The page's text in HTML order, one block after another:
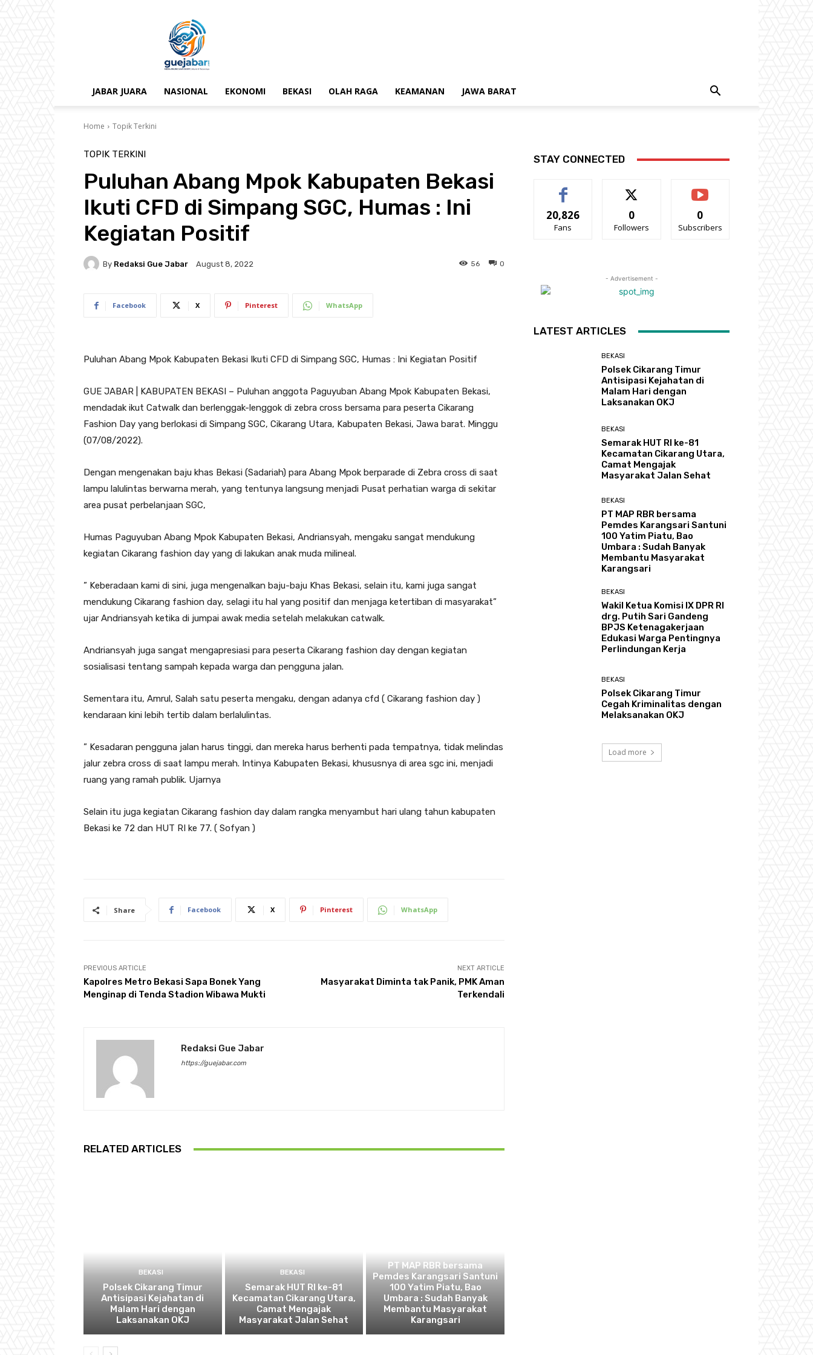
gue
jabar
JABAR JUARA NASIONAL EKONOMI BEKASI OLAH RAGA KEAMANAN JAWA BARAT
Home Topik Terkini
TOPIK TERKINI
Puluhan Abang Mpok Kabupaten Bekasi
Ikuti CFD di Simpang SGC, Humas : Ini
Kegiatan Positif
By Redaksi Gue Jabar August 8, 2022 0
56
Facebook X Pinterest WhatsApp
Puluhan Abang Mpok Kabupaten Bekasi Ikuti CFD di Simpang SGC, Humas : Ini Kegiatan Positif
GUE JABAR | KABUPATEN BEKASI – Puluhan anggota Paguyuban Abang Mpok Kabupaten Bekasi,
mendadak ikut Catwalk dan berlenggak-lenggok di zebra cross bersama para peserta Cikarang
Fashion Day yang berlokasi di Simpang SGC, Cikarang Utara, Kabupaten Bekasi, Jawa barat. Minggu
(07/08/2022).
Dengan mengenakan baju khas Bekasi (Sadariah) para Abang Mpok berparade di Zebra cross di saat
lampu lalulintas berwarna merah, yang tentunya langsung menjadi Pusat perhatian warga di sekitar
area pusat perbelanjaan SGC,
Humas Paguyuban Abang Mpok Kabupaten Bekasi, Andriansyah, mengaku sangat mendukung
kegiatan Cikarang fashion day yang di lakukan anak muda milineal.
” Keberadaan kami di sini, juga mengenalkan baju-baju Khas Bekasi, selain itu, kami juga sangat
mendukung Cikarang fashion day, selagi itu hal yang positif dan menjaga ketertiban di masyarakat”
ujar Andriansyah ketika di jumpai awak media setelah melakukan catwalk.
Andriansyah juga sangat mengapresiasi para peserta Cikarang fashion day dengan kegiatan
sosialisasi tentang sampah kepada warga dan pengguna jalan.
Sementara itu, Amrul, Salah satu peserta mengaku, dengan adanya cfd ( Cikarang fashion day )
kendaraan kini lebih tertib dalam berlalulintas.
” Kesadaran pengguna jalan harus tinggi, dan mereka harus berhenti pada tempatnya, tidak melindas
jalur zebra cross di saat lampu merah. Intinya Kabupaten Bekasi, khususnya di area sgc ini, menjadi
ruang yang ramah publik. Ujarnya
Selain itu juga kegiatan Cikarang fashion day dalam rangka menyambut hari ulang tahun kabupaten
Bekasi ke 72 dan HUT RI ke 77. ( Sofyan )
Share Facebook X Pinterest WhatsApp
PREVIOUS ARTICLE
Kapolres Metro Bekasi Sapa Bonek Yang
Menginap di Tenda Stadion Wibawa Mukti
NEXT ARTICLE
Masyarakat Diminta tak Panik, PMK Aman
Terkendali
Redaksi Gue Jabar
https://guejabar.com
RELATED ARTICLES
BEKASI
Polsek Cikarang Timur
Antisipasi Kejahatan di
Malam Hari dengan
Laksanakan OKJ
BEKASI
Semarak HUT RI ke-81
Kecamatan Cikarang Utara,
Camat Mengajak
Masyarakat Jalan Sehat
PT MAP RBR bersama
Pemdes Karangsari Santuni
100 Yatim Piatu, Bao
Umbara : Sudah Banyak
Membantu Masyarakat
Karangsari
STAY CONNECTED
20,826
Fans
0
Followers
0
Subscribers
- Advertisement -
LATEST ARTICLES
BEKASI
Polsek Cikarang Timur
Antisipasi Kejahatan di
Malam Hari dengan
Laksanakan OKJ
BEKASI
Semarak HUT RI ke-81
Kecamatan Cikarang Utara,
Camat Mengajak
Masyarakat Jalan Sehat
BEKASI
PT MAP RBR bersama
Pemdes Karangsari Santuni
100 Yatim Piatu, Bao
Umbara : Sudah Banyak
Membantu Masyarakat
Karangsari
BEKASI
Wakil Ketua Komisi IX DPR RI
drg. Putih Sari Gandeng
BPJS Ketenagakerjaan
Edukasi Warga Pentingnya
Perlindungan Kerja
BEKASI
Polsek Cikarang Timur
Cegah Kriminalitas dengan
Melaksanakan OKJ
Load more